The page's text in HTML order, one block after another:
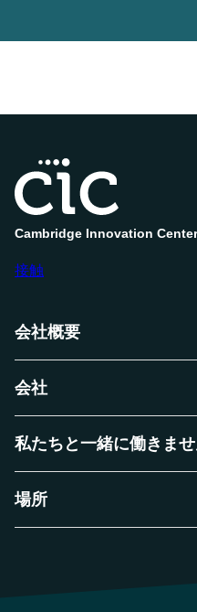
Cambridge Innovation Center
接触
会社概要
会社
私たちと一緒に働きま
場所